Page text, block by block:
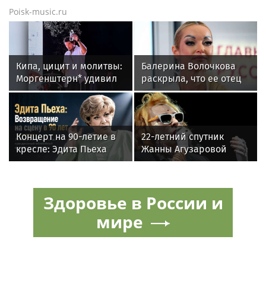
Poisk-music.ru
Кипа, цицит и молитвы:
Моргенштерн* удивил
публику новым
образом и
репертуаром
Балерина Волочкова
раскрыла, что ее отец
не может
восстановиться после
инсульта
Концерт на 90-летие в
кресле: Эдита Пьеха
планирует вернуться на
22-летний спутник
Жанны Агузаровой
опроверг роман с
Здоровье в России и
мире